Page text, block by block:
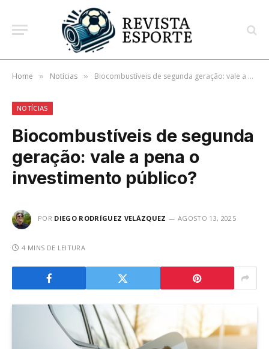
Home » Notícias » Biocombustíveis de segunda geração: vale a pena o investimento público?
NOTÍCIAS
Biocombustíveis de segunda
geração: vale a pena o
investimento público?
POR DIEGO RODRÍGUEZ VELÁZQUEZ AGOSTO 13, 2025
4 MINS DE LEITURA